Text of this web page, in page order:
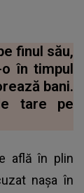
finul său,
în timpul
bani.
tare pe
află în plin
nașa în